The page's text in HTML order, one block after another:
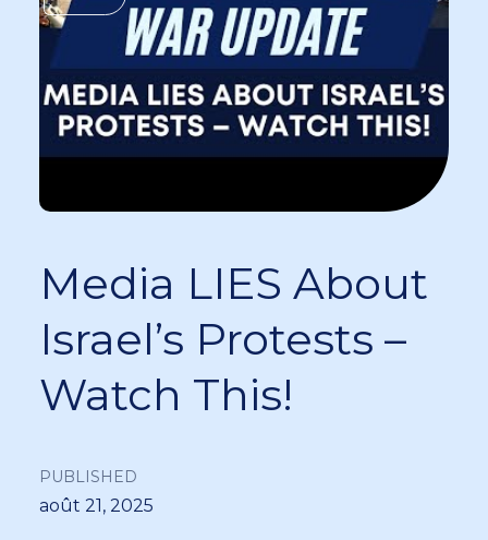
Media LIES About
Israel’s Protests –
Watch This!
PUBLISHED
août 21, 2025